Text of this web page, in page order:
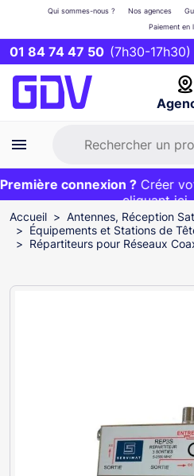
01 84 74 47 50 (7h30-17h30)
Qui sommes-nous ? Nos agences
Paiement en
Première commande ?20€
et livraison 24/48h gratuite
connexion ? Créer
cliquant ici
EXCLU WEB :
Accueil
Antennes, Réception
Équipements et Stations de
Répartiteurs pour Réseaux